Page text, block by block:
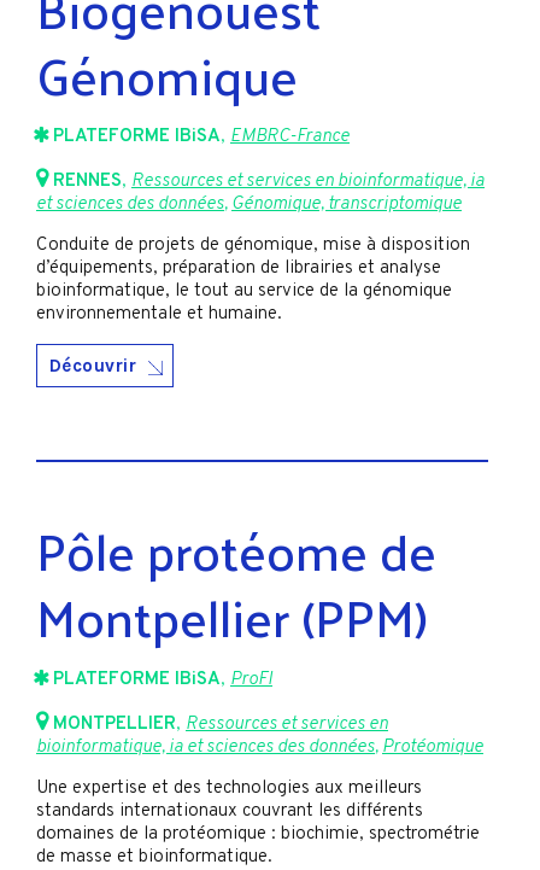
Génomique
PLATEFORME IBiSA, EMBRC-France
RENNES, Ressources et services en bioinformatique, ia
et sciences des données,Génomique, transcriptomique
Conduite de projets de génomique, mise à disposition
d’équipements, préparation de librairies et analyse
bioinformatique, le tout au service de la génomique
environnementale et humaine.
Découvrir
Pôle protéome de
Montpellier (PPM)
PLATEFORME IBiSA, ProFI
MONTPELLIER, Ressources et services en
bioinformatique, ia et sciences des données, Protéomique
Une expertise et des technologies aux meilleurs
standards internationaux couvrant les différents
domaines de la protéomique : biochimie, spectrométrie
de masse et bioinformatique.